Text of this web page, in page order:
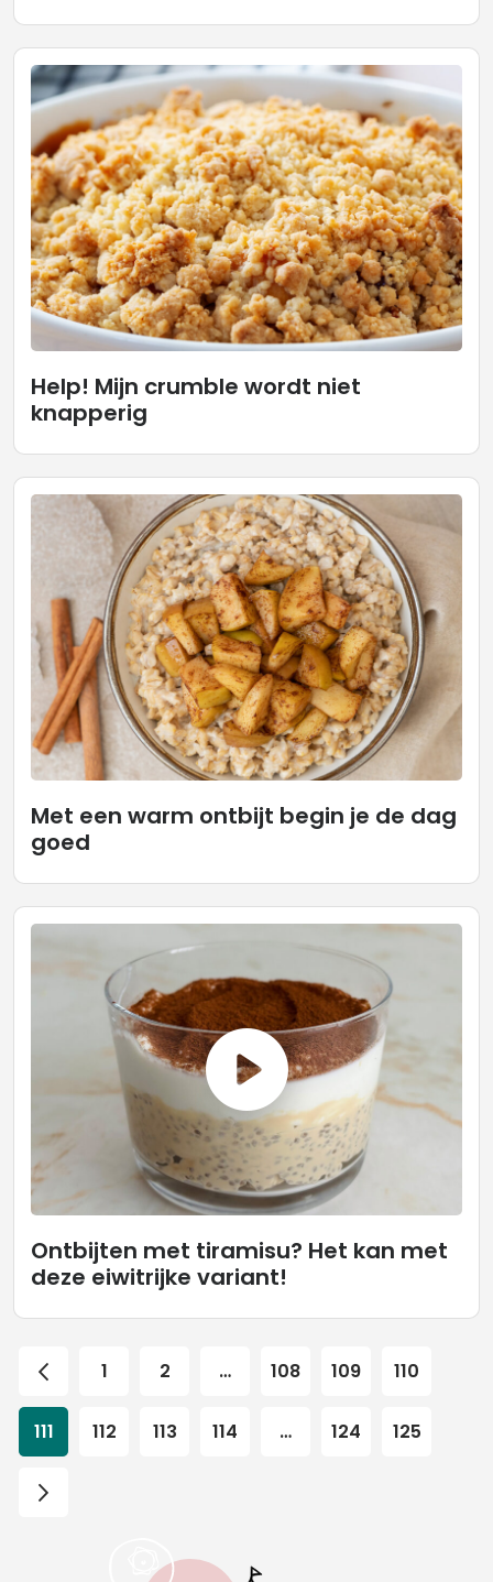
Help! Mijn crumble wordt niet
knapperig
Met een warm ontbijt begin je de dag
goed
Ontbijten met tiramisu? Het kan met
deze eiwitrijke variant!
1 2 … 108 109 110
111 112 113 114 … 124 125